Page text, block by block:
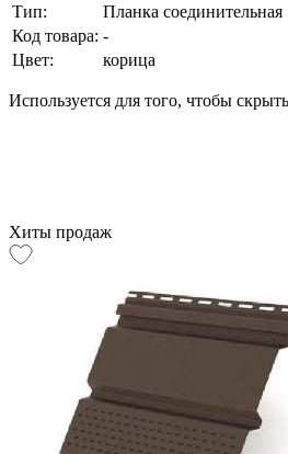
Тип:
Планка соединительная
Код товара: -
Цвет:
корица
Используется для того, чтобы
Хиты продаж